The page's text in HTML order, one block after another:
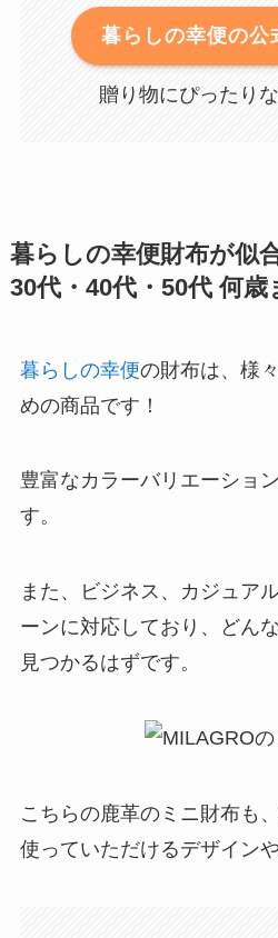
暮らしの幸便の公
贈り物にぴったり
暮らしの幸便財布が似
30代・40代・50代 何歳
暮らしの幸便の財布は、様
めの商品です！
豊富なカラーバリエーショ
す。
また、ビジネス、カジュア
ーンに対応しており、どん
見つかるはずです。
こちらの鹿革のミニ財布も
使っていただけるデザイン